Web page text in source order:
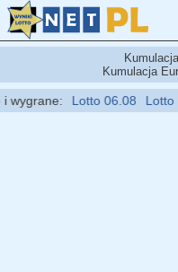
Kumulacja
Lotto 06.08 Lotto